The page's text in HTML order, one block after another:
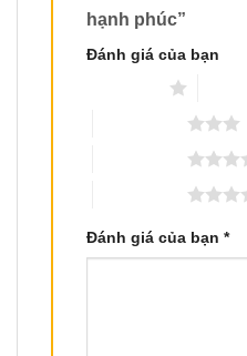
hạnh phúc”
Đánh giá của bạn
Đánh giá của bạn *